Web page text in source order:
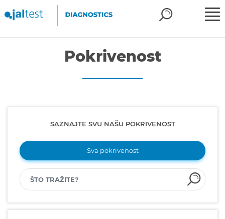
Pokrivenost
SAZNAJTE SVU NAŠU POKRIVENOST
Sva pokrivenost